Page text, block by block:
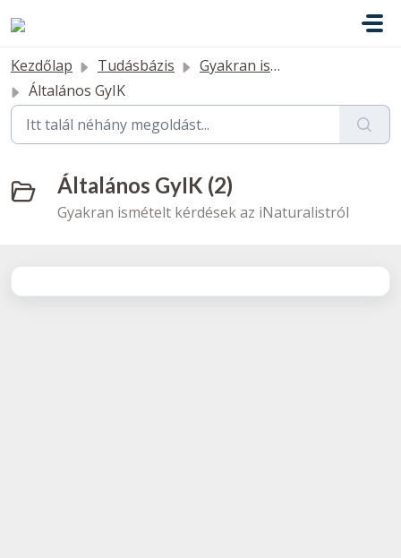
Kezdőlap Tudásbázis
Gyakran ismételt kérdések
Általános GyIK
Általános GyIK (2)
Gyakran ismételt kérdések az iNaturalistról